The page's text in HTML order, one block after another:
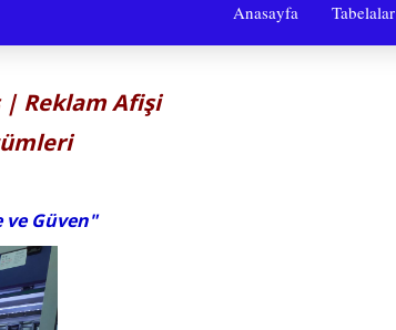
Anasayfa Tabelalar
| Reklam Afişi
Güven"